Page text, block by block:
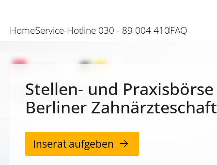
HomeService-Hotline 030 - 89 004 410FAQ
Stellen- und
Berliner Zahnärzteschaft
Inserat aufgeben